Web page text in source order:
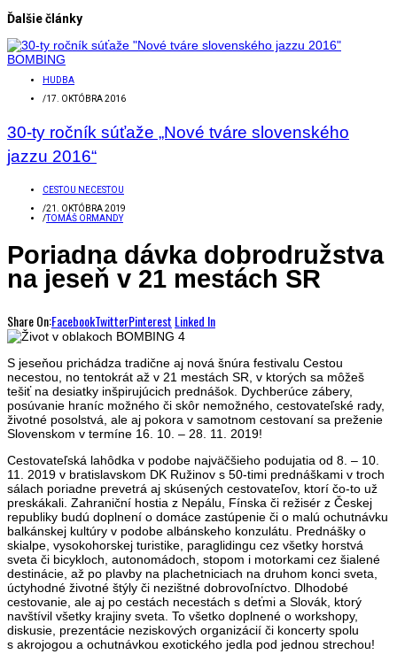
Ďalšie články
HUDBA
/17. OKTÓBRA 2016
30-ty ročník súťaže „Nové tváre slovenského
jazzu 2016“
CESTOU NECESTOU
/21. OKTÓBRA 2019
/TOMÁŠ ORMANDY
Poriadna dávka dobrodružstva
na jeseň v 21 mestách SR
Share On:FacebookTwitterPinterest Linked In
S jeseňou prichádza tradične aj nová šnúra festivalu Cestou
necestou, no tentokrát až v 21 mestách SR, v ktorých sa môžeš
tešiť na desiatky inšpirujúcich prednášok. Dychberúce zábery,
posúvanie hraníc možného či skôr nemožného, cestovateľské rady,
životné posolstvá, ale aj pokora v samotnom cestovaní sa preženie
Slovenskom v termíne 16. 10. – 28. 11. 2019!
Cestovateľská lahôdka v podobe najväčšieho podujatia od 8. – 10.
11. 2019 v bratislavskom DK Ružinov s 50-timi prednáškami v troch
sálach poriadne prevetrá aj skúsených cestovateľov, ktorí čo-to už
preskákali. Zahraniční hostia z Nepálu, Fínska či režisér z Českej
republiky budú doplnení o domáce zastúpenie či o malú ochutnávku
balkánskej kultúry v podobe albánskeho konzulátu. Prednášky o
skialpe, vysokohorskej turistike, paraglidingu cez všetky horstvá
sveta či bicykloch, autonomádoch, stopom i motorkami cez šialené
destinácie, až po plavby na plachetniciach na druhom konci sveta,
úctyhodné životné štýly či nezištné dobrovoľníctvo. Dlhodobé
cestovanie, ale aj po cestách necestách s deťmi a Slovák, ktorý
navštívil všetky krajiny sveta. To všetko doplnené o workshopy,
diskusie, prezentácie neziskových organizácií či koncerty spolu
s akrojogou a ochutnávkou exotického jedla pod jednou strechou!